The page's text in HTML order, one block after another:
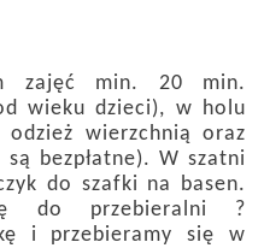
zajęć min. 20 min.
wieku dzieci), w holu
odzież wierzchnią oraz
bezpłatne). W szatni
do szafki na basen.
do przebieralni ?
i przebieramy się w